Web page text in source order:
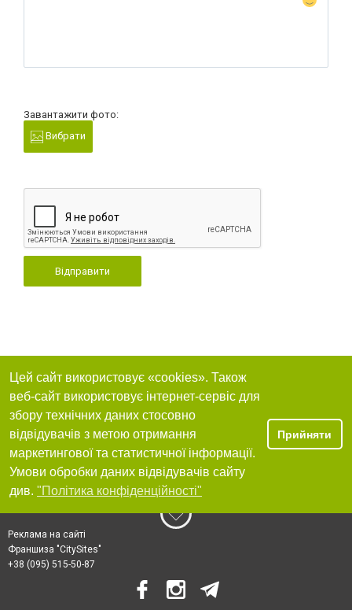
Завантажити фото:
Вибрати
Відправити
Цей сайт використовує «cookies». Також
веб-сайт використовує інтернет-сервіс для
збору технічних даних стосовно
відвідувачів з метою отримання
маркетингової та статистичної інформації.
Умови обробки даних відвідувачів сайту
див. "Політика конфіденційності"
Прийняти
Реклама на сайті
Франшиза "CitySites"
+38 (095) 515-50-87